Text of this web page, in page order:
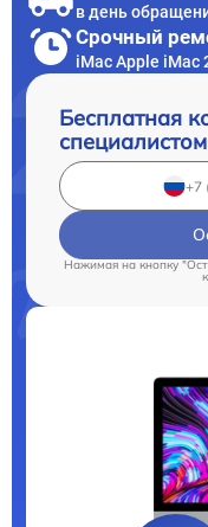
в день
Срочный
iMac Apple iMac
Бесплатная
специалистом
Нажимая на кнопку